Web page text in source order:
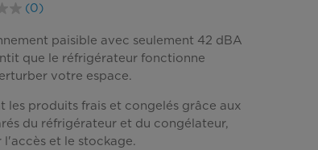
Aucune
pour
ce
produit.
Lien
la
même
page.
(0)
paisible avec seulement 42 dBA
que le réfrigérateur fonctionne
votre espace.
les produits frais et congelés grâce aux
du réfrigérateur et du congélateur,
et le stockage.